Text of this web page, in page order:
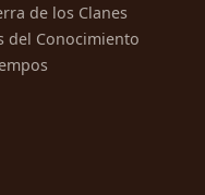
de los Clanes
del Conocimiento